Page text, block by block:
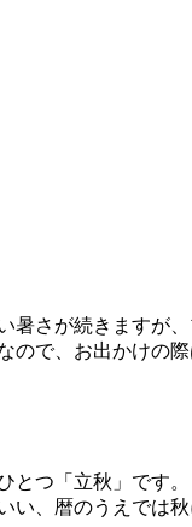
暑さが続きますが
ので、お出かけの
とつ「立秋」です。
い、暦のうえでは